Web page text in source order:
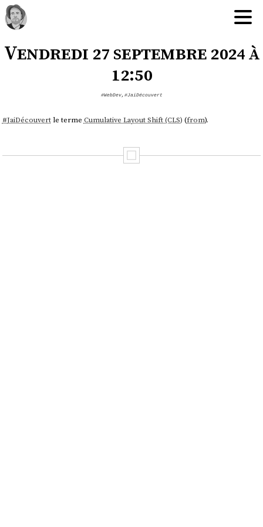
Vendredi 27 septembre 2024 à
12:50
#WebDev, #JaiDécouvert
#JaiDécouvertle terme Cumulative Layout Shift (CLS) (from).